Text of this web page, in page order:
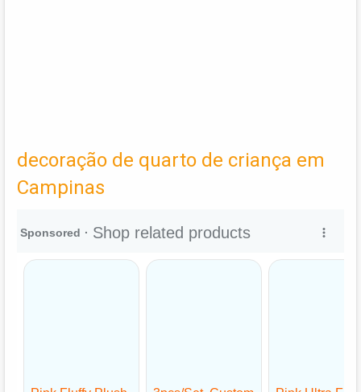
decoração de quarto de criança em
Campinas